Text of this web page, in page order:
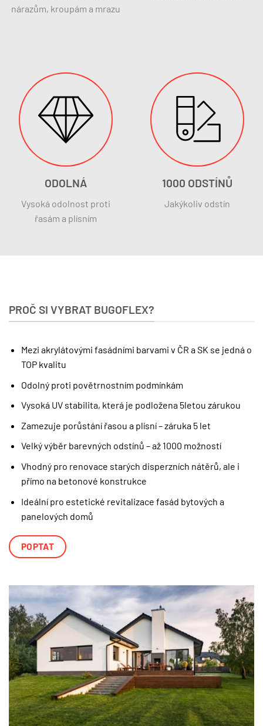
nárazům, kroupám a mrazu
ODOLNÁ
Vysoká odolnost proti
řasám a plísním
1000 ODSTÍNŮ
Jakýkoliv odstín
PROČ SI VYBRAT BUGOFLEX?
Mezi akrylátovými fasádními barvami v ČR a SK se jedná o
TOP kvalitu
Odolný proti povětrnostním podmínkám
Vysoká UV stabilita, která je podložena 5letou zárukou
Zamezuje porůstání řasou a plísní – záruka 5 let
Velký výběr barevných odstínů – až 1000 možností
Vhodný pro renovace starých disperzních nátěrů, ale i
přímo na betonové konstrukce
Ideální pro estetické revitalizace fasád bytových a
panelových domů
POPTAT